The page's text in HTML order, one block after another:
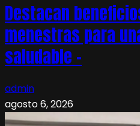
Destacan
menestras para
saludable –
admin
agosto 6, 2026